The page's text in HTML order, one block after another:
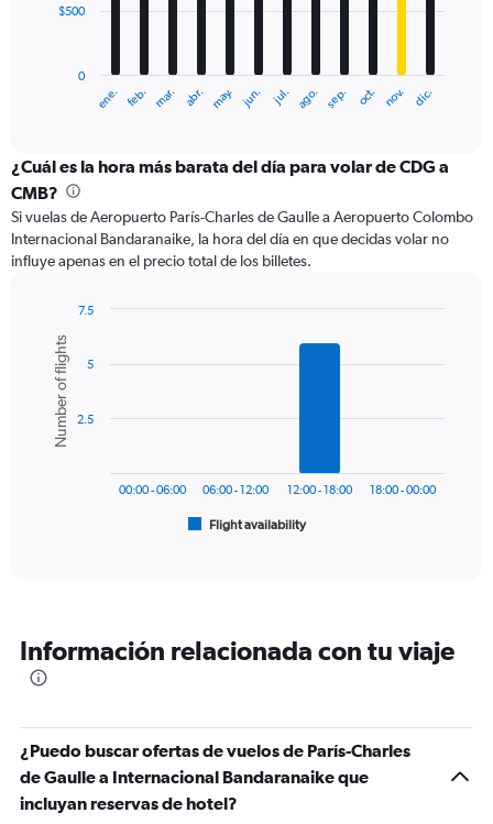
The
categories.
Range:
12
categories.
The
chart
axis
displaying
values.
Range:
ene. feb. mar. abr. may. jun. jul. ago. sep. oct. nov. dic.
0
$500
¿Cuál es la hora más barata del día para volar de CDG a
CMB?
Si vuelas de Aeropuerto París-Charles de Gaulle a Aeropuerto Colombo
Internacional Bandaranaike, la hora del día en que decidas volar no
influye apenas en el precio total de los billetes.
chart
with
bars.
The
categories.
The
Y
axis
displaying
Chart
graphic.
Number of flights
Flight availability
00:00 - 06:00 06:00 - 12:00 12:00 - 18:00 18:00 - 00:00
2.5
5
7.5
Información relacionada con tu viaje
¿Puedo buscar ofertas de vuelos de París-Charles
de Gaulle a Internacional Bandaranaike que
incluyan reservas de hotel?